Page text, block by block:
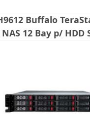
Buffalo
NAS 12 Bay p/ HDD